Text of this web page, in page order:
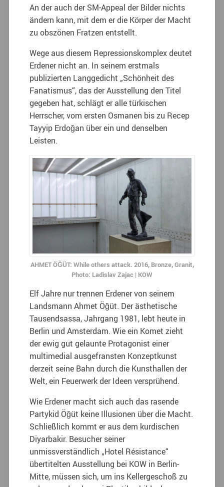
An der auch der SM-Appeal der Bilder nichts
ändern kann, mit dem er die Körper der Macht
zu obszönen Fratzen entstellt.
Wege aus diesem Repressionskomplex deutet
Erdener nicht an. In seinem erstmals
publizierten Langgedicht „Schönheit des
Fanatismus“, das der Ausstellung den Titel
gegeben hat, schlägt er alle türkischen
Herrscher, vom ersten Osmanen bis zu Recep
Tayyip Erdoğan über ein und denselben
Leisten.
AHMET ÖĞÜT: While others attack. 2016, Bronze, Granit,
Photo: Ladislav Zajac | KOW
Elf Jahre nur trennen Erdener von seinem
Landsmann Ahmet Öğüt. Der ästhetische
Tausendsassa, Jahrgang 1981, lebt heute in
Berlin und Amsterdam. Wie ein Komet zieht
der ewig gut gelaunte Protagonist einer
multimedial ausgefransten Konzeptkunst
derzeit seine Bahn durch die Kunsthallen der
Welt, ein Feuerwerk der Ideen versprühend.
Wie Erdener macht sich auch das rasende
Partykid Öğüt keine Illusionen über die Macht.
Schließlich kommt er aus dem kurdischen
Diyarbakir. Besucher seiner
unmissverständlich „Hotel Résistance“
übertitelten Ausstellung bei KOW in Berlin-
Mitte, müssen sich, um ins Kellergeschoß zu